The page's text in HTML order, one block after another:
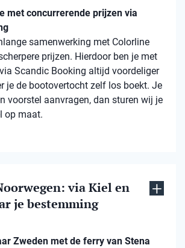
met concurrerende prijzen via
samenwerking met Colorline
prijzen. Hierdoor ben je met
Scandic Booking altijd voordeliger
je de bootovertocht zelf los boekt. Je
voorstel aanvragen, dan sturen wij je
op maat.
via Kiel en
je bestemming
Zweden met de ferry van Stena